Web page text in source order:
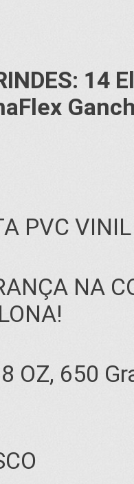
14
PVC
NA
OZ, 650